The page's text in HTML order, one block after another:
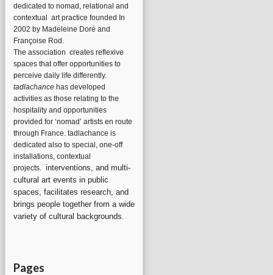
dedicated to nomad, relational and
contextual art practice founded In
2002 by Madeleine Doré and
Françoise Rod.
The association creates reflexive
spaces that offer opportunities to
perceive daily life differently.
tadlachance has developed
activities as those relating to the
hospitality and opportunities
provided for ‘nomad’ artists en route
through France. tadlachance is
dedicated also to special, one-off
installations, contextual
projects. interventions, and multi-
cultural art events in public
spaces, facilitates research, and
brings people together from a wide
variety of cultural backgrounds.
Pages